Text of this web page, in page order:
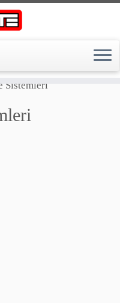
Sistemleri